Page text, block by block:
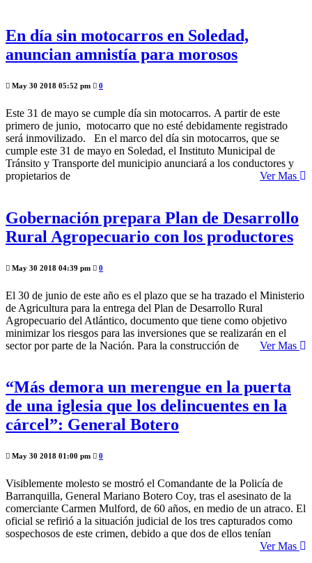
En día sin motocarros en Soledad,
anuncian amnistía para morosos
May 30 2018 05:52 pm 0
Este 31 de mayo se cumple día sin motocarros. A partir de este
primero de junio, motocarro que no esté debidamente registrado
será inmovilizado. En el marco del día sin motocarros, que se
cumple este 31 de mayo en Soledad, el Instituto Municipal de
Tránsito y Transporte del municipio anunciará a los conductores y
propietarios de
Ver Mas
Gobernación prepara Plan de Desarrollo
Rural Agropecuario con los productores
May 30 2018 04:39 pm 0
El 30 de junio de este año es el plazo que se ha trazado el Ministerio
de Agricultura para la entrega del Plan de Desarrollo Rural
Agropecuario del Atlántico, documento que tiene como objetivo
minimizar los riesgos para las inversiones que se realizarán en el
sector por parte de la Nación. Para la construcción de
Ver Mas
“Más demora un merengue en la puerta
de una iglesia que los delincuentes en la
cárcel”: General Botero
May 30 2018 01:00 pm 0
Visiblemente molesto se mostró el Comandante de la Policía de
Barranquilla, General Mariano Botero Coy, tras el asesinato de la
comerciante Carmen Mulford, de 60 años, en medio de un atraco. El
oficial se refirió a la situación judicial de los tres capturados como
sospechosos de este crimen, debido a que dos de ellos tenían
Ver Mas